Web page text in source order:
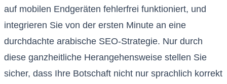
auf mobilen Endgeräten fehlerfrei funktioniert, und
integrieren Sie von der ersten Minute an eine
durchdachte arabische SEO-Strategie. Nur durch
diese ganzheitliche Herangehensweise stellen Sie
sicher, dass Ihre Botschaft nicht nur sprachlich korrekt